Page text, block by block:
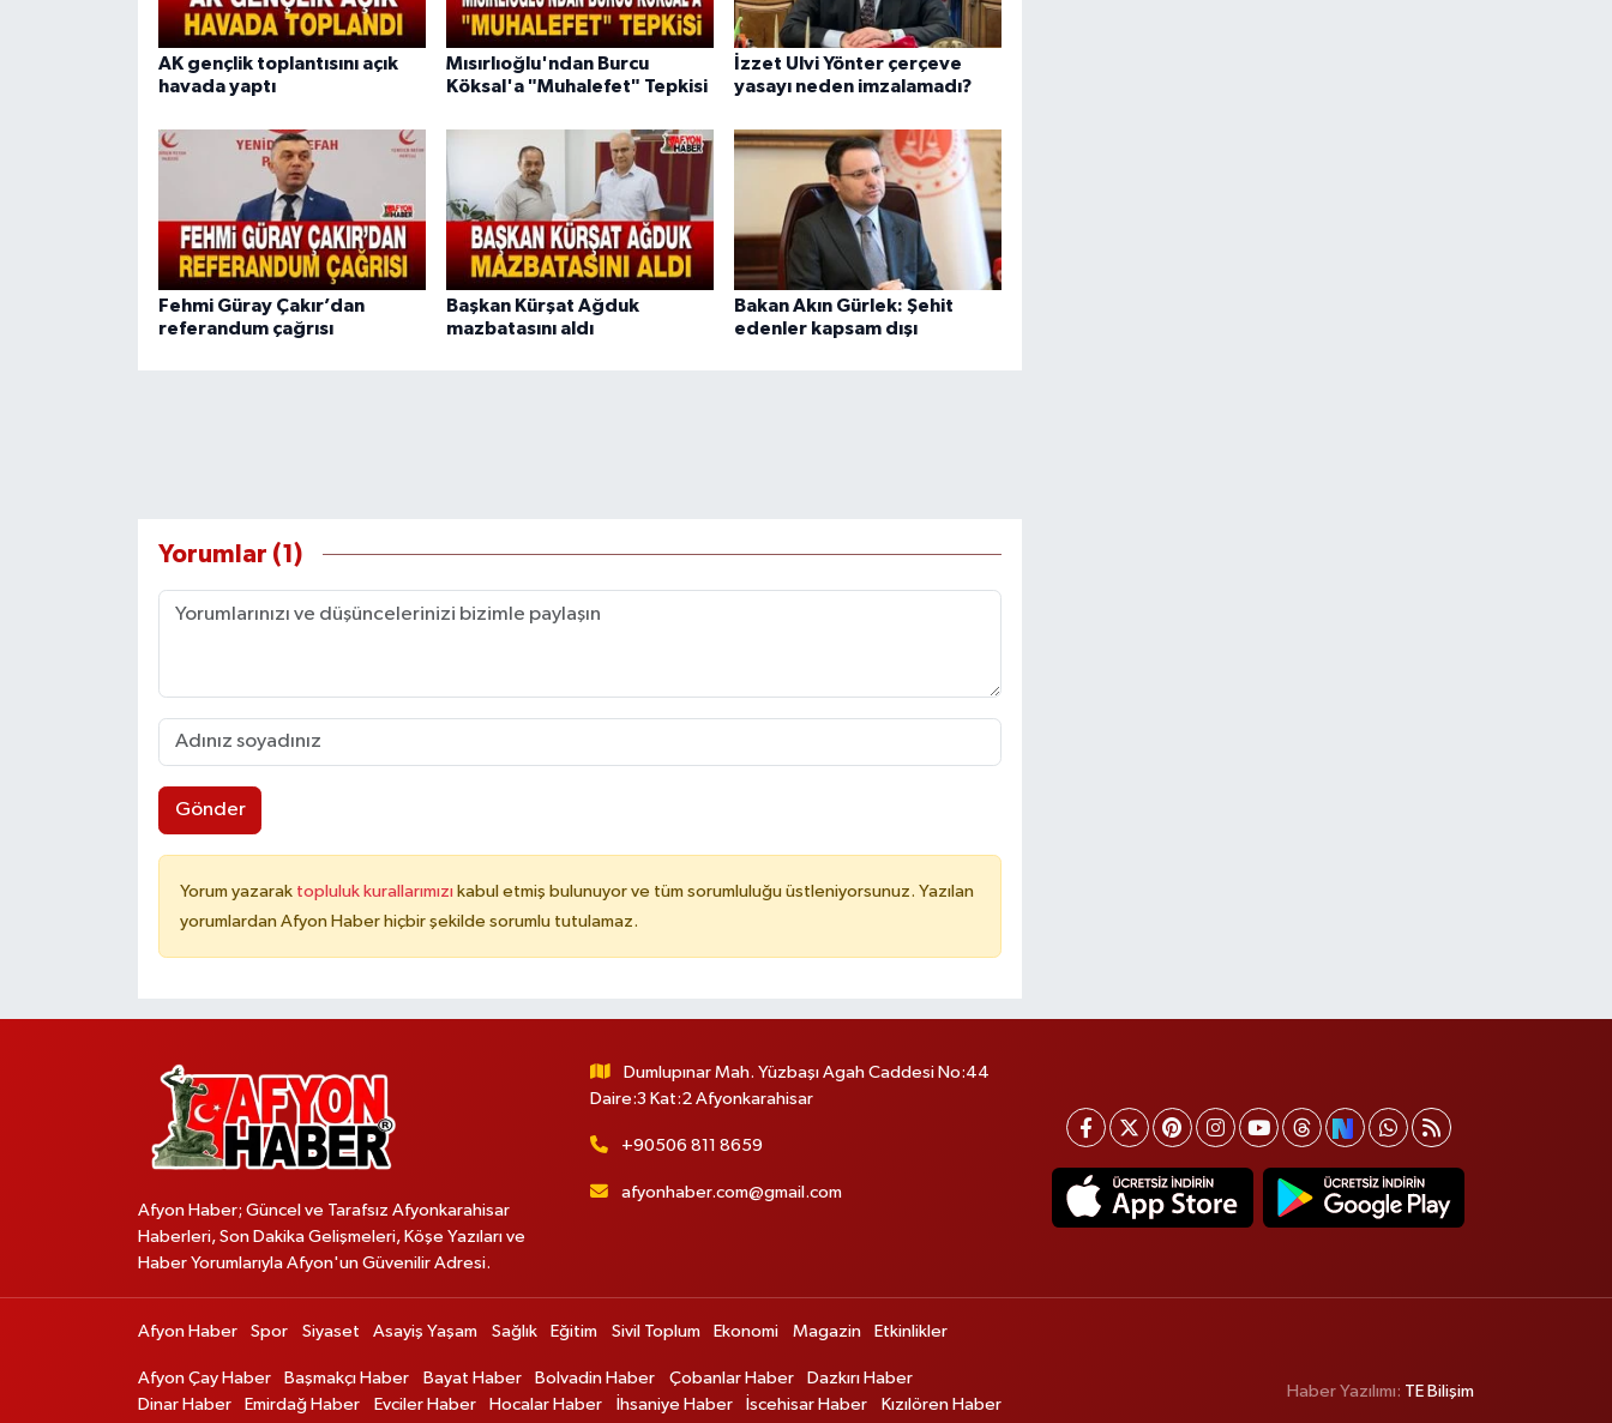
AK gençlik toplantısını açık
havada yaptı
Mısırlıoğlu'ndan Burcu
Köksal'a "Muhalefet" Tepkisi
İzzet Ulvi Yönter çerçeve
yasayı neden imzalamadı?
Fehmi Güray Çakır’dan
referandum çağrısı
Başkan Kürşat Ağduk
mazbatasını aldı
Bakan Akın Gürlek: Şehit
edenler kapsam dışı
Yorumlar (1)
Gönder
Yorum yazarak topluluk kurallarımızı kabul etmiş bulunuyor ve tüm sorumluluğu üstleniyorsunuz. Yazılan
yorumlardan Afyon Haber hiçbir şekilde sorumlu tutulamaz.
Afyon Haber; Güncel ve Tarafsız Afyonkarahisar
Haberleri, Son Dakika Gelişmeleri, Köşe Yazıları ve
Haber Yorumlarıyla Afyon'un Güvenilir Adresi.
Dumlupınar Mah. Yüzbaşı Agah Caddesi No:44
Daire:3 Kat:2 Afyonkarahisar
+90506 811 8659
afyonhaber.com@gmail.com
Afyon Haber Spor Siyaset Asayiş Yaşam Sağlık Eğitim Sivil Toplum Ekonomi Magazin Etkinlikler
Afyon Çay Haber Başmakçı Haber Bayat Haber Bolvadin Haber Çobanlar Haber
Dazkırı Haber
Dinar Haber
Emirdağ Haber Evciler Haber Hocalar Haber İhsaniye Haber İscehisar Haber
Kızılören Haber
Haber Yazılımı: TE Bilişim